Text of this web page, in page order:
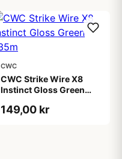
CWC
CWC Strike Wire X8
Instinct Gloss Green
149,00 kr